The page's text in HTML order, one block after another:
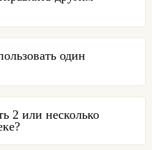
один
2 или несколько